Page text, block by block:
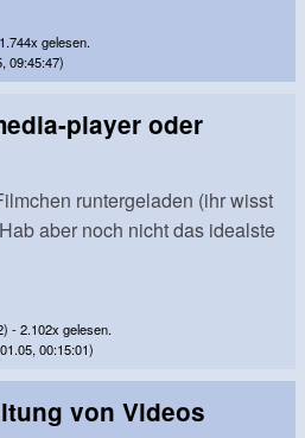
gelesen.
09:45:47)
player oder
runtergeladen (ihr wisst
aber noch nicht das idealste
- 2.102x gelesen.
00:15:01)
von Videos